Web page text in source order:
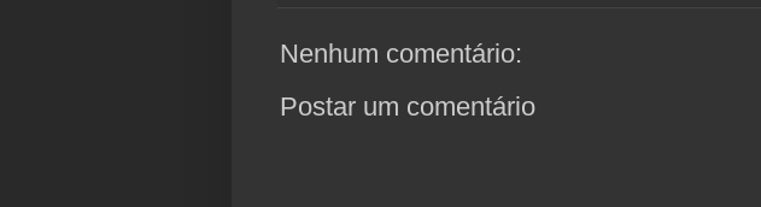
Nenhum comentário:
Postar um comentário